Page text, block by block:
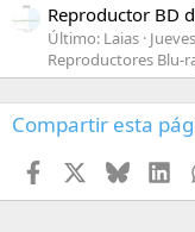
Reproductor BD
Último: Laias
Reproductores Blu-
Compartir esta
Facebook Bluesky